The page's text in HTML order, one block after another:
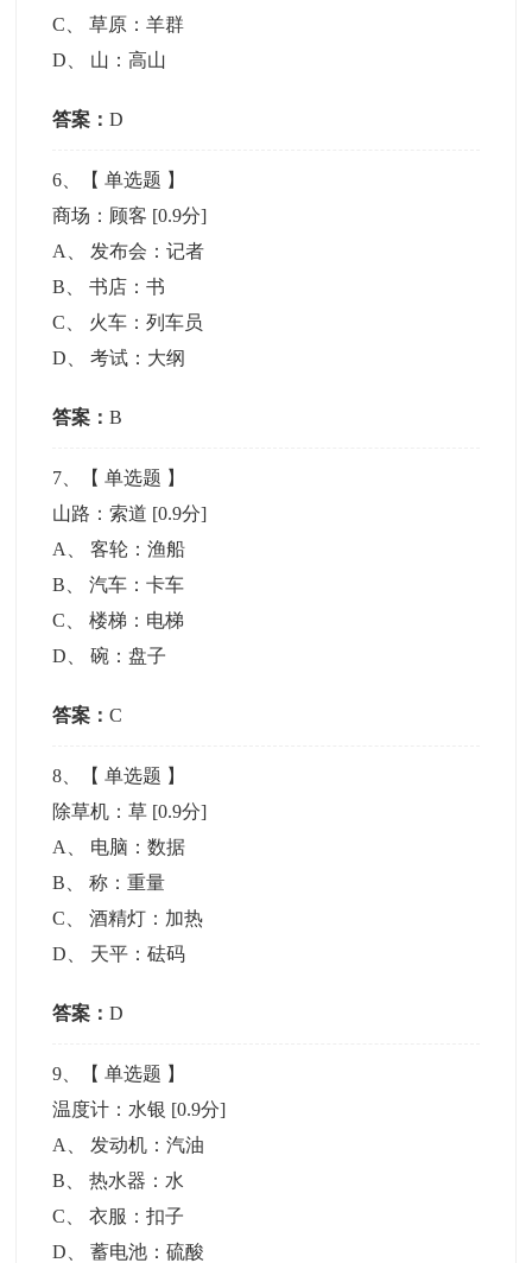
C 、草原：羊群
D
山：高山
答案：D
6 、【单选题 】
商场：顾客 [0.9分]
A
发布会：记者
B 、书店：书
C
火车：列车员
D 、考试：大纲
答案：B
7 、【单选题 】
山路：索道 [0.9分]
A
、客轮：渔船
B 、汽车：卡车
C 、楼梯：电梯
D 、碗：盘子
答案：C
8 、【单选题 】
除草机：草 [0.9分]
A
电脑：数据
B 、称：重量
C 、酒精灯：加热
D
天平：砝码
答案：D
9 、【单选题 】
温度计：水银 [0.9分]
A
发动机：汽油
B 、热水器：水
C 、衣服：扣子
D 、蓄电池：硫酸